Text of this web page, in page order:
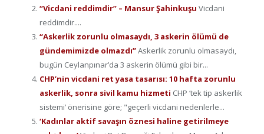
“Vicdani reddimdir” – Mansur Şahinkuşu Vicdani
reddimdir....
“Askerlik zorunlu olmasaydı, 3 askerin ölümü de
gündemimizde olmazdı”Askerlik zorunlu olmasaydı,
bugün Ceylanpınar’da 3 askerin ölümü gibi bir...
CHP’nin vicdani ret yasa tasarısı: 10 hafta zorunlu
askerlik, sonra sivil kamu hizmeti CHP ‘tek tip askerlik
sistemi’ önerisine göre; "geçerli vicdani nedenlerle...
‘Kadınlar aktif savaşın öznesi haline getirilmeye